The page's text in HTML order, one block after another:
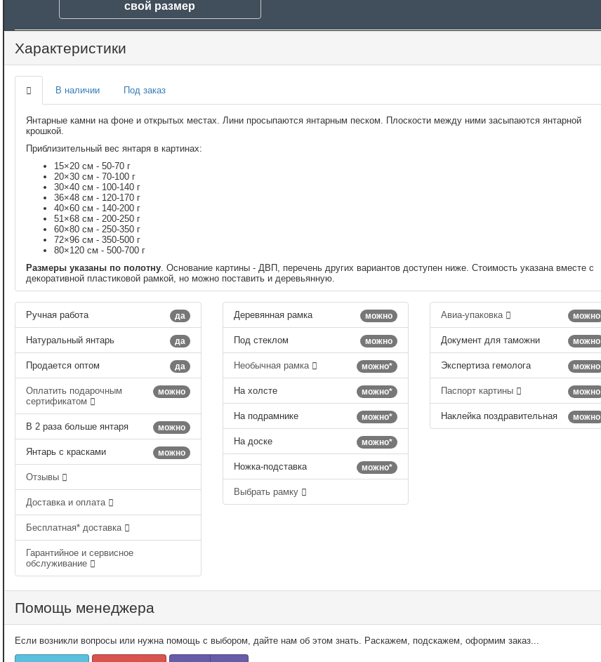
свой размер
Характеристики
В наличии Под заказ
Янтарные камни на фоне и открытых местах. Лини просыпаются янтарным песком. Плоскости между ними засыпаются янтарной
крошкой.
Приблизительный вес янтаря в картинах:
15×20 см - 50-70 г
20×30 см - 70-100 г
30×40 см - 100-140 г
36×48 см - 120-170 г
40×60 см - 140-200 г
51×68 см - 200-250 г
60×80 см - 250-350 г
72×96 см - 350-500 г
80×120 см - 500-700 г
Размеры указаны по полотну . Основание картины - ДВП, перечень других вариантов доступен ниже. Стоимость указана вместе с
декоративной пластиковой рамкой, но можно поставить и деревьянную.
да
Ручная работа
да
Натуральный янтарь
да
Продается оптом
можно
Оплатить подарочным
сертификатом
можно
В 2 раза больше янтаря
можно
Янтарь с красками
Отзывы
Доставка и оплата
Бесплатная* доставка
Гарантийное и сервисное
обслуживание
можно
Деревянная рамка
можно
Под стеклом
можно*
Необычная рамка
можно*
На холсте
можно*
На подрамнике
можно*
На доске
можно*
Ножка-подставка
Выбрать рамку
можно
Авиа-упаковка
можно
Документ для таможни
можно
Экспертиза гемолога
можно
Паспорт картины
можно
Наклейка поздравительная
Помощь менеджера
Если возникли вопросы или нужна помощь с выбором, дайте нам об этом знать. Раскажем, подскажем, оформим заказ...